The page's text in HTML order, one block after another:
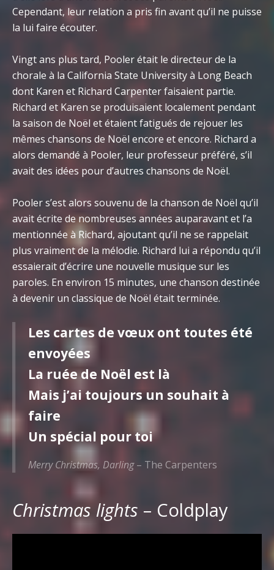
Cependant, leur relation a pris fin avant qu’il ne puisse
la lui faire écouter.
Vingt ans plus tard, Pooler était le directeur de la
chorale à la California State University à Long Beach
dont Karen et Richard Carpenter faisaient partie.
Richard et Karen se produisaient localement pendant
la saison de Noël et étaient fatigués de rejouer les
mêmes chansons de Noël encore et encore. Richard a
alors demandé à Pooler, leur professeur préféré, s’il
avait des idées pour d’autres chansons de Noël.
Pooler s’est alors souvenu de la chanson de Noël qu’il
avait écrite de nombreuses années auparavant et l’a
mentionnée à Richard, ajoutant qu’il ne se rappelait
plus vraiment de la mélodie. Richard lui a répondu qu’il
essaierait d’écrire une nouvelle musique sur les
paroles. En environ 15 minutes, une chanson destinée
à devenir un classique de Noël était terminée.
Les cartes de vœux ont toutes été
envoyées
La ruée de Noël est là
Mais j’ai toujours un souhait à
faire
Un spécial pour toi
Merry Christmas, Darling– The Carpenters
Christmas lights – Coldplay